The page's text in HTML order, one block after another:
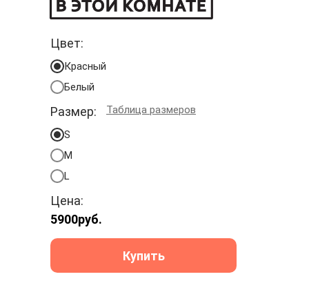
Цвет:
Красный
Белый
Размер:
S
M
L
Цена:
5900руб.
Купить
Таблица размеров